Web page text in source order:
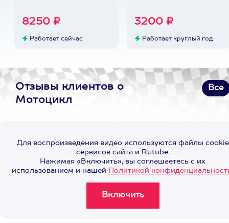
8250 ₽
Работает сейчас
3200 ₽
Работает круглый год
Отзывы клиентов о
Мотоцикл
Все
Для воспроизведения видео используются файлы cookie
сервисов сайта и Rutube.
Нажимая «Включить», вы соглашаетесь с их
использованием и нашей Политикой